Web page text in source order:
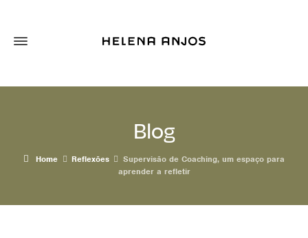
Blog
Home Reflexões
Supervisão de Coaching, um espaço para
aprender a refletir